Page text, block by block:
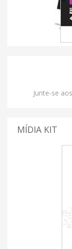
Junte-se
MÍDIA KIT